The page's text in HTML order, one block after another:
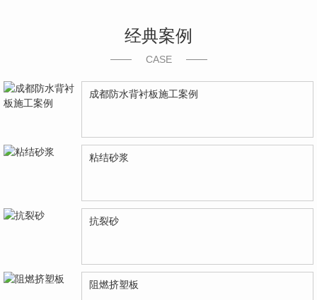
经典案例
CASE
成都防水背衬板施工案例
粘结砂浆
抗裂砂
阻燃挤塑板